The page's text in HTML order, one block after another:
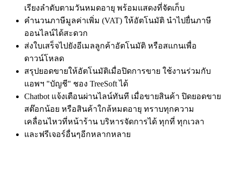
เรียงลำดับตามวันหมดอายุ พร้อมแสดงที่จัดเก็บ
คำนวนภาษีมูลค่าเพิ่ม (VAT) ให้อัตโนมัติ นำไปยื่นภาษี
ออนไลน์ได้สะดวก
ส่งใบเสร็จไปยังอีเมลลูกค้าอัตโนมัติ หรือสแกนเพื่อ
ดาวน์โหลด
สรุปยอดขายให้อัตโนมัติเมื่อปิดการขาย ใช้งานร่วมกับ
แอพฯ "บัญชี" ชอง TreeSoft ได้
Chatbot แจ้งเตือนผ่านไลน์ทันที เมื่อขายสินค้า ปิดยอดขาย
สต๊อกน้อย หรือสินค้าใกล้หมดอายุ ทราบทุกความ
เคลื่อนไหวที่หน้าร้าน บริหารจัดการได้ ทุกที่ ทุกเวลา
และฟรีเจอร์อื่นๆอีกหลากหลาย